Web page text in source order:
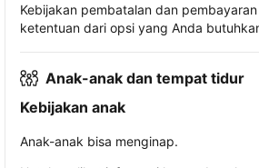
Kebijakan pembatalan dan
ketentuan dari opsi yang Anda
Anak-anak dan tempat tidur
Kebijakan anak
Anak-anak bisa menginap.